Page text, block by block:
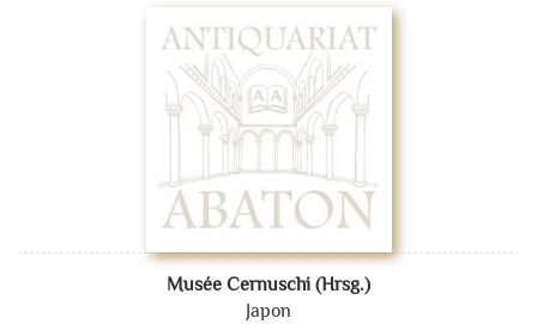
Musée Cernuschi (Hrsg.)
Japon